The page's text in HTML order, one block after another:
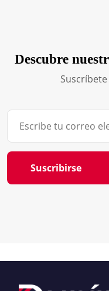
Descubre
Suscribirse